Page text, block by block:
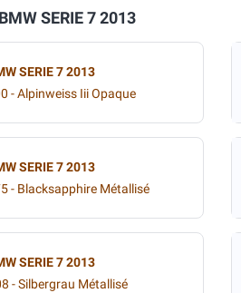
SERIE 7 2013
SERIE 7 2013
- Alpinweiss Iii Opaque
SERIE 7 2013
- Blacksapphire Métallisé
SERIE 7 2013
- Silbergrau Métallisé